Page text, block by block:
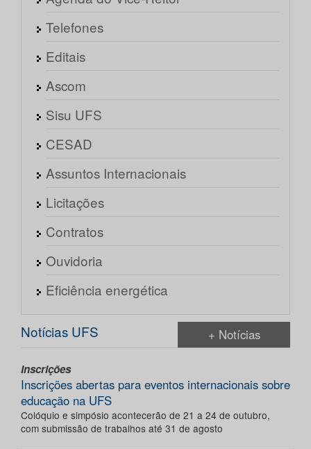
Telefones
Editais
Ascom
Sisu UFS
CESAD
Assuntos Internacionais
Licitações
Contratos
Ouvidoria
Eficiência energética
Notícias UFS + Notícias
Inscrições
Inscrições abertas para eventos internacionais sobre
educação na UFS
Colóquio e simpósio acontecerão de 21 a 24 de outubro,
com submissão de trabalhos até 31 de agosto